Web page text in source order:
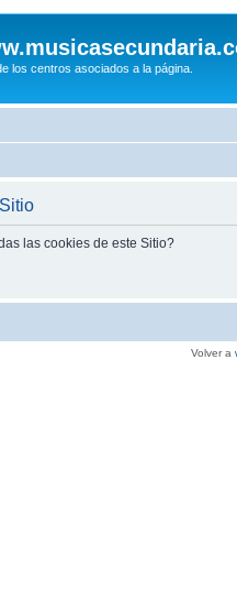
los centros asociados a la página.
las cookies de este Sitio?
Volver a